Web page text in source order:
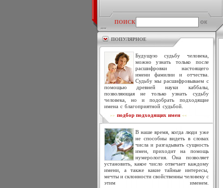
ПОИСК
ПОПУЛЯРНОЕ
Будущую судьбу человека,
можно узнать только после
расшифровки настоящего
имени фамилии и отчества.
Судьбу мы расшифровываем с
помощью древней науки каббалы,
позволяющая не только узнать судьбу
человека, но и подобрать подходящие
имена с благоприятной судьбой.
>> подбор подходящих имен<<
В наше время, когда люди уже
не способны видеть в словах
числа и разгадывать сущность
имен, приходит на помощь
нумерология. Она позволяет
установить, какое число отвечает каждому
имени, а также какие тайные интересы,
мечты и склонности свойственны человеку с
этим именем.